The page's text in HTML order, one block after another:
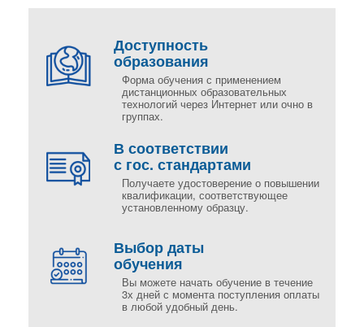
Доступность
образования
Форма обучения с применением
дистанционных образовательных
технологий через Интернет или очно в
группах.
В соответствии
с гос. стандартами
Получаете удостоверение о повышении
квалификации, соответствующее
установленному образцу.
Выбор даты
обучения
Вы можете начать обучение в течение
3х дней с момента поступления оплаты
в любой удобный день.